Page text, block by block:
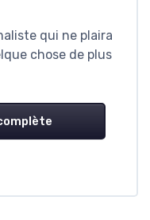
qui ne plaira
chose de plus